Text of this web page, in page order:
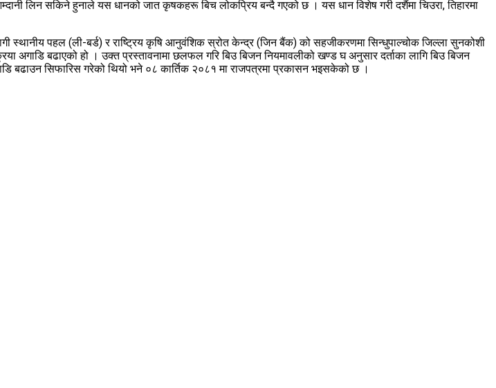
लिन सकिने हुनाले यस धानको जात कृषकहरू बिच लोकप्रिय बन्दै गएको छ । यस धान विशेष गरी दशैंमा चिउरा, तिहारमा
स्थानीय पहल (ली-बर्ड) र राष्ट्रिय कृषि आनुवंशिक स्रोत केन्द्र (जिन बैंक) को सहजीकरणमा सिन्धुपाल्चोक जिल्ला सुनकोशी
अगाडि बढाएको हो । उक्त प्रस्तावनामा छलफल गरि बिउ बिजन नियमावलीको खण्ड घ अनुसार दर्ताका लागि बिउ बिजन
बढाउन सिफारिस गरेको थियो भने ०८ कार्तिक २०८१ मा राजपत्रमा प्रकासन भइसकेको छ ।